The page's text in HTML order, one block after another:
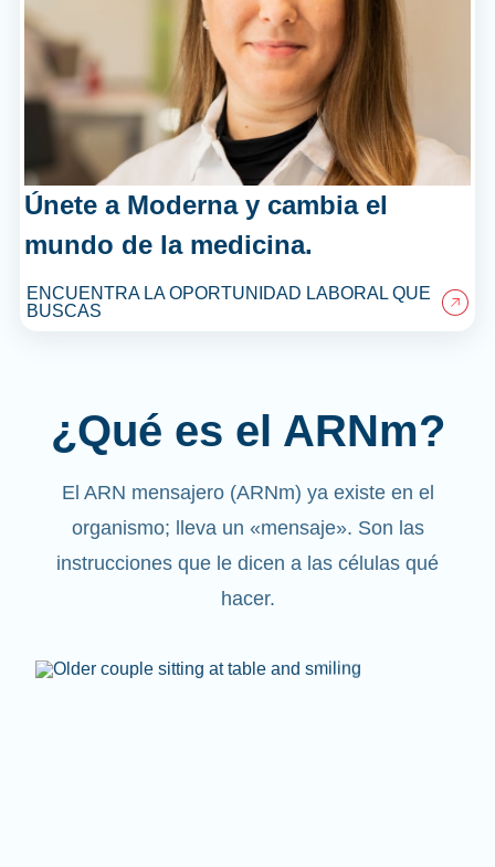
Únete a Moderna y cambia el
mundo de la medicina.
ENCUENTRA LA OPORTUNIDAD LABORAL QUE
BUSCAS
¿Qué es el ARNm?
El ARN mensajero (ARNm) ya existe en el
organismo; lleva un «mensaje». Son las
instrucciones que le dicen a las células qué
hacer.